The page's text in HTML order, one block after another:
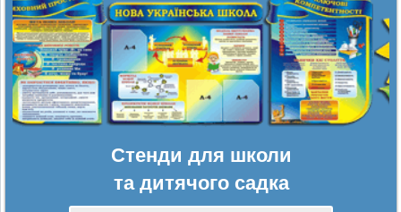
Стенди для школи
та дитячого садка